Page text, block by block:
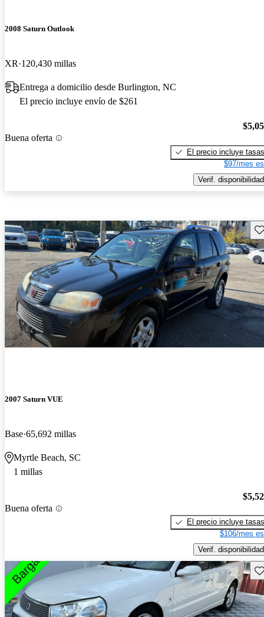
2008 Saturn Outlook
XR 120,430 millas
Entrega a domicilio desde Burlington, NC
El precio incluye envío de $261
Buena oferta
El precio incluye tasas
$97/mes
Verif. disponibilidad
2007 Saturn VUE
Base 65,692 millas
Myrtle Beach, SC
1 millas
Buena oferta
El precio incluye tasas
$106/mes
Verif. disponibilidad